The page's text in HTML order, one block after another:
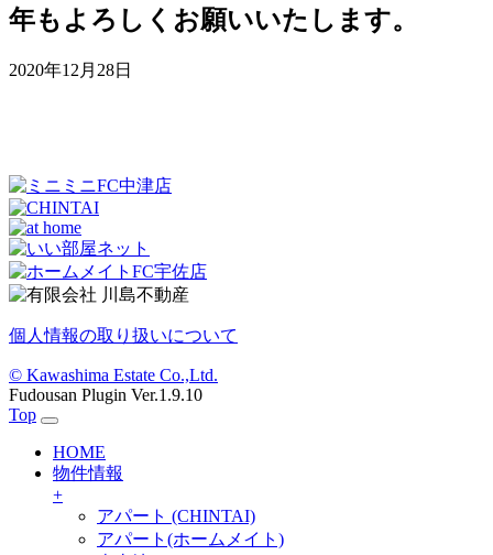
年もよろしくお願いいたします。
2020年12月28日
個人情報の取り扱いについて
© Kawashima Estate Co.,Ltd.
Fudousan Plugin Ver.1.9.10
Top
HOME
物件情報
+
アパート (CHINTAI)
アパート(ホームメイト)